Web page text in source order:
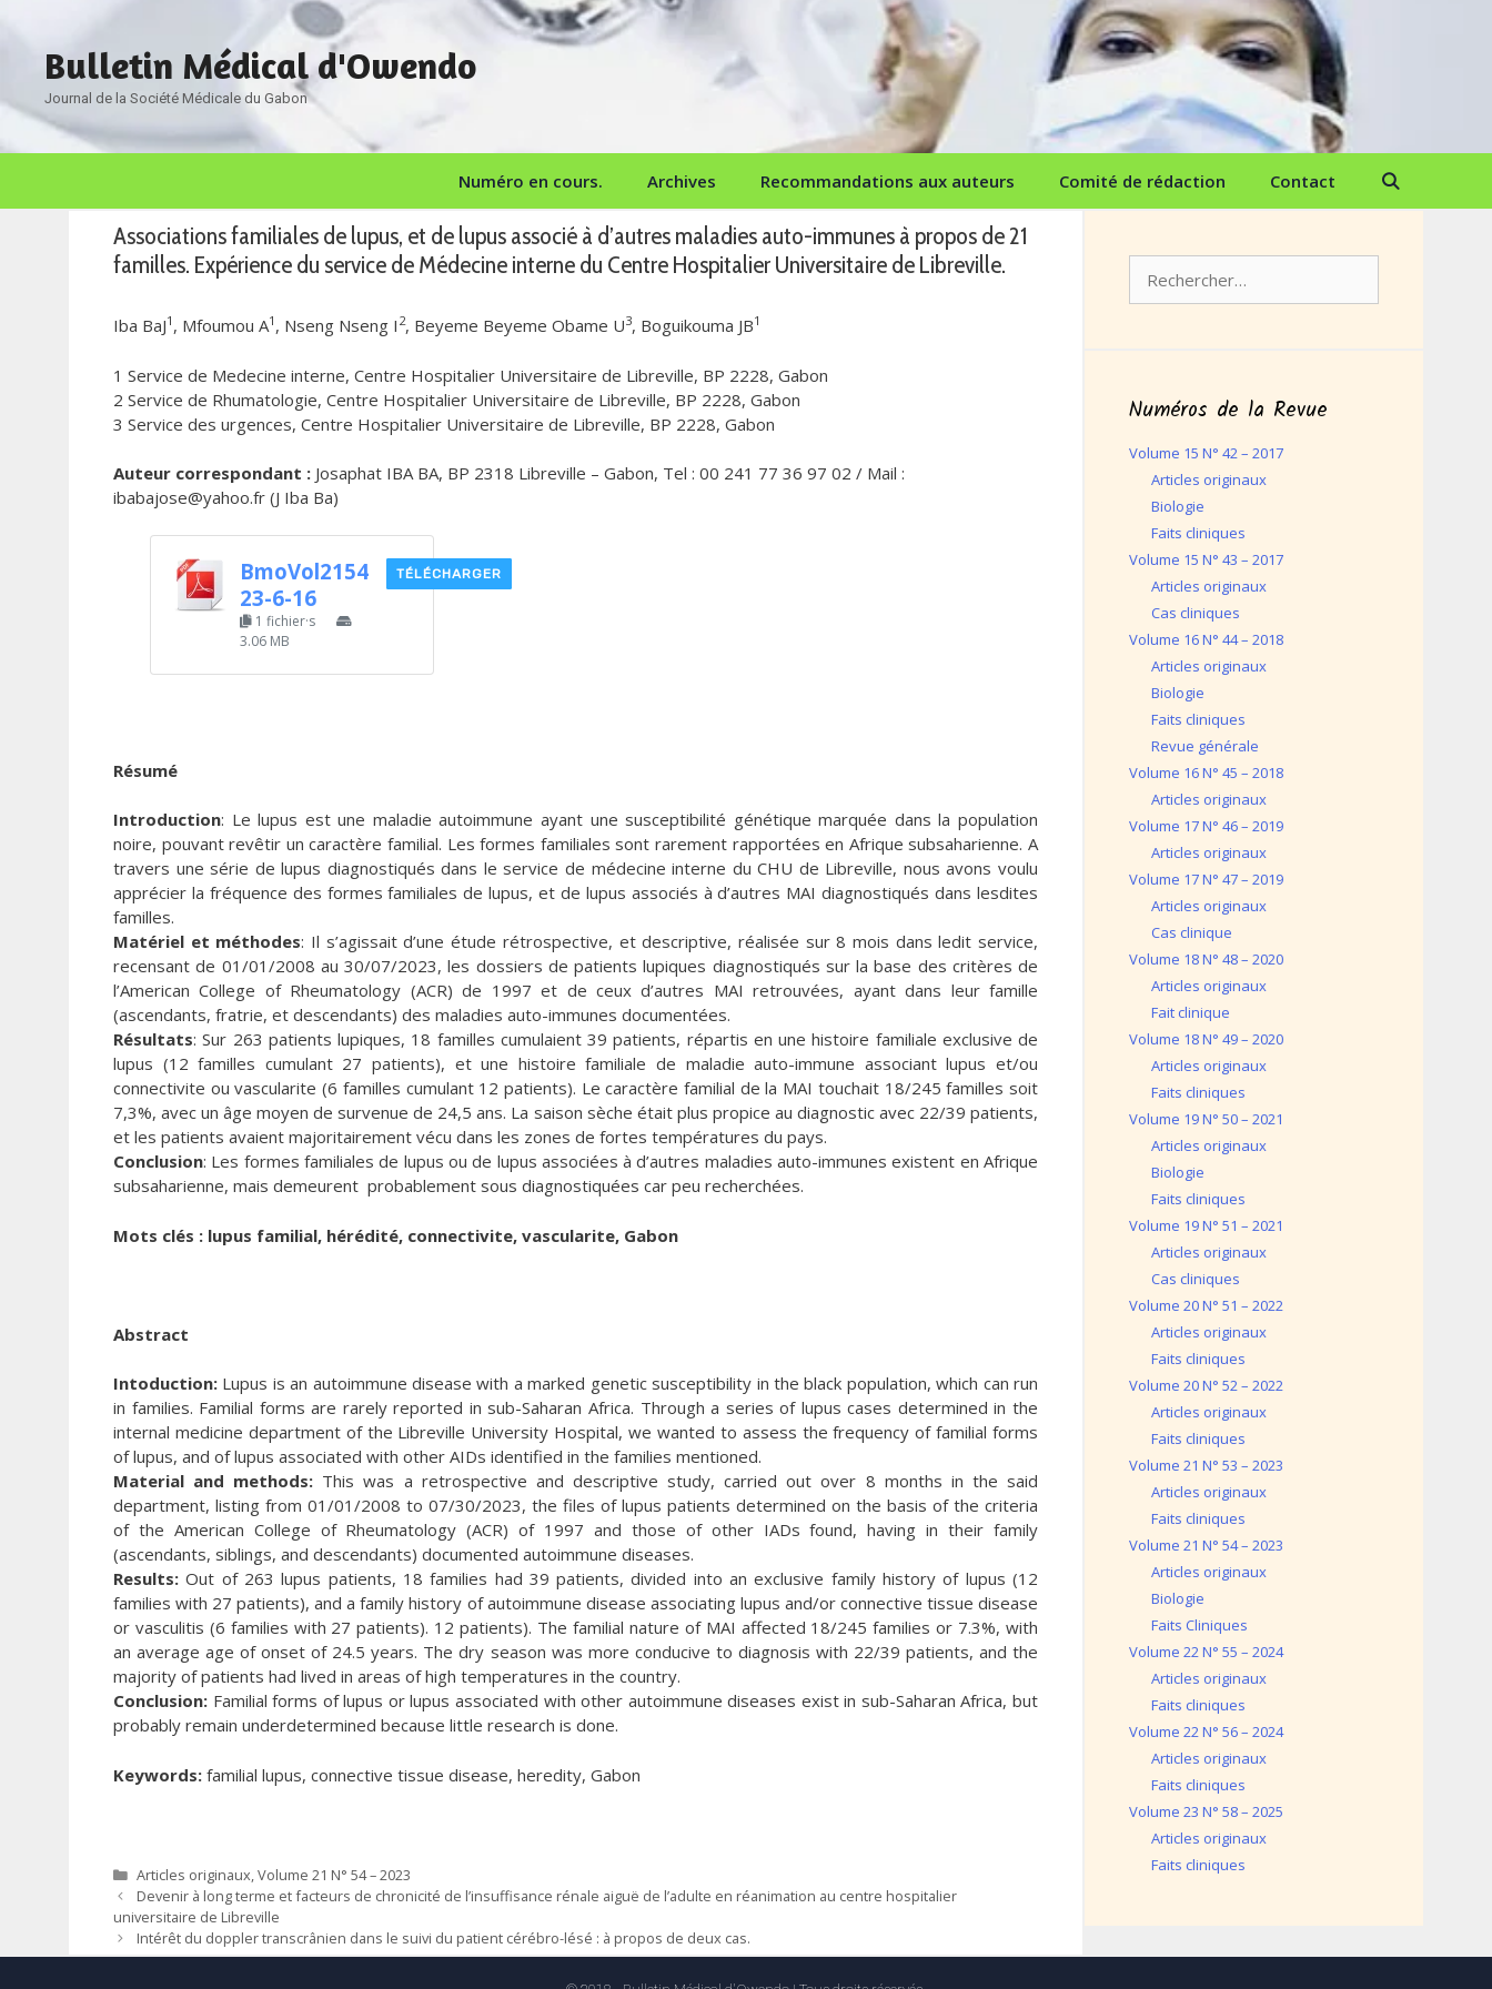
contenuBulletin Médical d'Owendo
Journal de la Société Médicale du Gabon
Numéro en cours. Archives Recommandations aux auteurs Comité de rédaction Contact
Associations familiales de lupus, et de lupus associé à d’autres maladies auto-immunes à propos de 21
familles. Expérience du service de Médecine interne du Centre Hospitalier Universitaire de Libreville.
Iba BaJ1 , Mfoumou A1 , Nseng Nseng I 2, Beyeme Beyeme Obame U3, Boguikouma JB1
1 Service de Medecine interne, Centre Hospitalier Universitaire de Libreville, BP 2228, Gabon
2 Service de Rhumatologie, Centre Hospitalier Universitaire de Libreville, BP 2228, Gabon
3 Service des urgences, Centre Hospitalier Universitaire de Libreville, BP 2228, Gabon
Auteur correspondant : Josaphat IBA BA, BP 2318 Libreville – Gabon, Tel : 00 241 77 36 97 02 / Mail :
ibabajose@yahoo.fr (J Iba Ba)
BmoVol2154
23-6-16
1 fichier·s
3.06 MB
TÉLÉCHARGER
Résumé
Introduction: Le lupus est une maladie autoimmune ayant une susceptibilité génétique marquée dans la population
noire, pouvant revêtir un caractère familial. Les formes familiales sont rarement rapportées en Afrique subsaharienne. A
travers une série de lupus diagnostiqués dans le service de médecine interne du CHU de Libreville, nous avons voulu
apprécier la fréquence des formes familiales de lupus, et de lupus associés à d’autres MAI diagnostiqués dans lesdites
familles.
Matériel et méthodes: Il s’agissait d’une étude rétrospective, et descriptive, réalisée sur 8 mois dans ledit service,
recensant de 01/01/2008 au 30/07/2023, les dossiers de patients lupiques diagnostiqués sur la base des critères de
l’American College of Rheumatology (ACR) de 1997 et de ceux d’autres MAI retrouvées, ayant dans leur famille
(ascendants, fratrie, et descendants) des maladies auto-immunes documentées.
Résultats: Sur 263 patients lupiques, 18 familles cumulaient 39 patients, répartis en une histoire familiale exclusive de
lupus (12 familles cumulant 27 patients), et une histoire familiale de maladie auto-immune associant lupus et/ou
connectivite ou vascularite (6 familles cumulant 12 patients). Le caractère familial de la MAI touchait 18/245 familles soit
7,3%, avec un âge moyen de survenue de 24,5 ans. La saison sèche était plus propice au diagnostic avec 22/39 patients,
et les patients avaient majoritairement vécu dans les zones de fortes températures du pays.
Conclusion: Les formes familiales de lupus ou de lupus associées à d’autres maladies auto-immunes existent en Afrique
subsaharienne, mais demeurent probablement sous diagnostiquées car peu recherchées.
Mots clés : lupus familial, hérédité, connectivite, vascularite, Gabon
Abstract
Intoduction: Lupus is an autoimmune disease with a marked genetic susceptibility in the black population, which can run
in families. Familial forms are rarely reported in sub-Saharan Africa. Through a series of lupus cases determined in the
internal medicine department of the Libreville University Hospital, we wanted to assess the frequency of familial forms
of lupus, and of lupus associated with other AIDs identified in the families mentioned.
Material and methods: This was a retrospective and descriptive study, carried out over 8 months in the said
department, listing from 01/01/2008 to 07/30/2023, the files of lupus patients determined on the basis of the criteria
of the American College of Rheumatology (ACR) of 1997 and those of other IADs found, having in their family
(ascendants, siblings, and descendants) documented autoimmune diseases.
Results: Out of 263 lupus patients, 18 families had 39 patients, divided into an exclusive family history of lupus (12
families with 27 patients), and a family history of autoimmune disease associating lupus and/or connective tissue disease
or vasculitis (6 families with 27 patients). 12 patients). The familial nature of MAI affected 18/245 families or 7.3%, with
an average age of onset of 24.5 years. The dry season was more conducive to diagnosis with 22/39 patients, and the
majority of patients had lived in areas of high temperatures in the country.
Conclusion: Familial forms of lupus or lupus associated with other autoimmune diseases exist in sub-Saharan Africa, but
probably remain underdetermined because little research is done.
Keywords: familial lupus, connective tissue disease, heredity, Gabon
Catégories
Articles originaux Volume 21 N° 54 – 2023
Devenir à long terme et facteurs de chronicité de l’insuffisance rénale aiguë de l’adulte en réanimation au centre hospitalier
universitaire de Libreville
Intérêt du doppler transcrânien dans le suivi du patient cérébro-lésé : à propos de deux cas.
Numéros de la Revue
Volume 15 N° 42 – 2017
Articles originaux
Biologie
Faits cliniques
Volume 15 N° 43 – 2017
Articles originaux
Cas cliniques
Volume 16 N° 44 – 2018
Articles originaux
Biologie
Faits cliniques
Revue générale
Volume 16 N° 45 – 2018
Articles originaux
Volume 17 N° 46 – 2019
Articles originaux
Volume 17 N° 47 – 2019
Articles originaux
Cas clinique
Volume 18 N° 48 – 2020
Articles originaux
Fait clinique
Volume 18 N° 49 – 2020
Articles originaux
Faits cliniques
Volume 19 N° 50 – 2021
Articles originaux
Biologie
Faits cliniques
Volume 19 N° 51 – 2021
Articles originaux
Cas cliniques
Volume 20 N° 51 – 2022
Articles originaux
Faits cliniques
Volume 20 N° 52 – 2022
Articles originaux
Faits cliniques
Volume 21 N° 53 – 2023
Articles originaux
Faits cliniques
Volume 21 N° 54 – 2023
Articles originaux
Biologie
Faits Cliniques
Volume 22 N° 55 – 2024
Articles originaux
Faits cliniques
Volume 22 N° 56 – 2024
Articles originaux
Faits cliniques
Volume 23 N° 58 – 2025
Articles originaux
Faits cliniques